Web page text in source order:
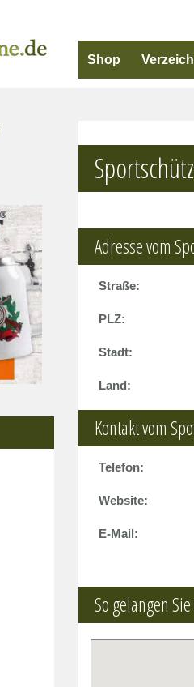
Shop
Adresse vom
Straße:
PLZ:
Stadt:
Land:
Kontakt vom
Telefon:
Website:
E-Mail:
So gelangen